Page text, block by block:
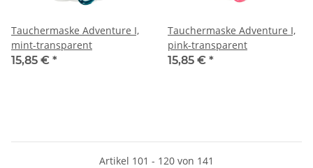
Tauchermaske Adventure I,
mint-transparent
15,85 € *
Tauchermaske Adventure I,
pink-transparent
15,85 € *
Artikel 101 - 120 von 141